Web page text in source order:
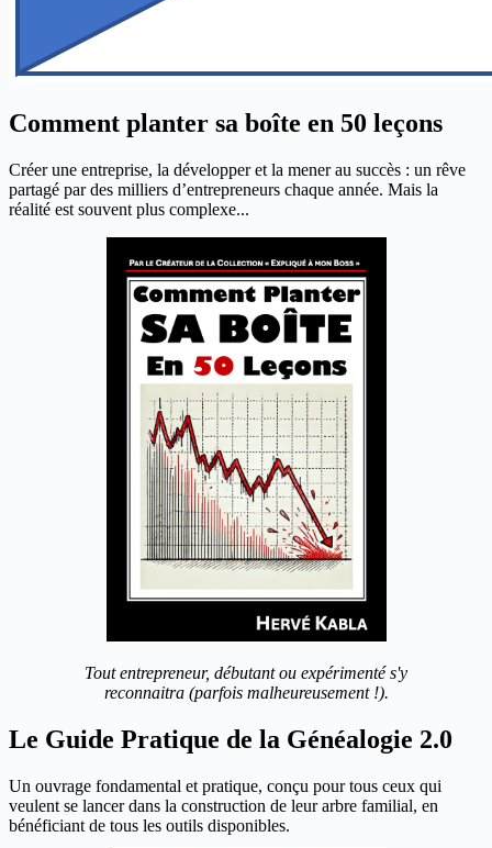
Comment planter sa boîte en 50 leçons
Créer une entreprise, la développer et la mener au succès : un rêve
partagé par des milliers d’entrepreneurs chaque année. Mais la
réalité est souvent plus complexe...
Tout entrepreneur, débutant ou expérimenté s'y
reconnaitra (parfois malheureusement !).
Le Guide Pratique de la Généalogie 2.0
Un ouvrage fondamental et pratique, conçu pour tous ceux qui
veulent se lancer dans la construction de leur arbre familial, en
bénéficiant de tous les outils disponibles.